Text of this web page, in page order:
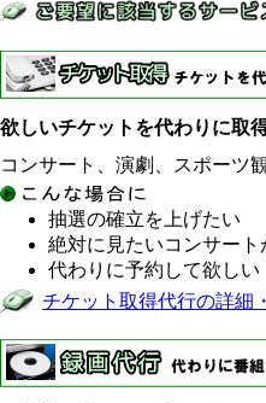
欲しいチケットを代わりに取
コンサート、演劇、スポーツ
抽選の確立を上げたい
絶対に見たいコンサート
代わりに予約して欲しい
チケット取得代行の詳細